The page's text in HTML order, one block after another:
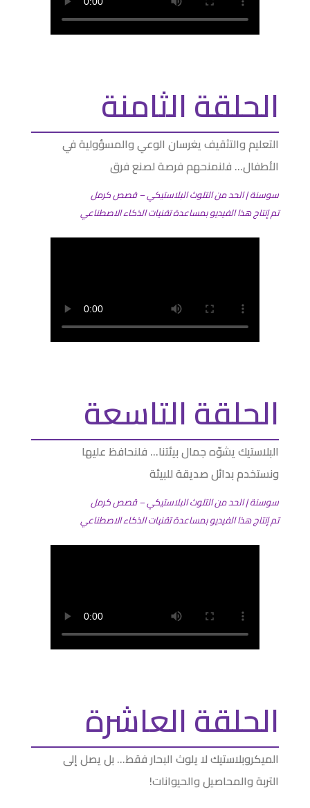
الحلقة الثامنة
التعليم والتثقيف يغرسان الوعي والمسؤولية في
الأطفال… فلنمنحهم فرصة لصنع فرق
سوسنة | الحد من التلوث البلاستيكي – قصص كرمل
تم إنتاج هذا الفيديو بمساعدة تقنيات الذكاء الاصطناعي
الحلقة التاسعة
البلاستيك يشوّه جمال بيئتنا… فلنحافظ عليها
ونستخدم بدائل صديقة للبيئة
سوسنة | الحد من التلوث البلاستيكي – قصص كرمل
تم إنتاج هذا الفيديو بمساعدة تقنيات الذكاء الاصطناعي
الحلقة العاشرة
الميكروبلاستيك لا يلوث البحار فقط… بل يصل إلى
التربة والمحاصيل والحيوانات!